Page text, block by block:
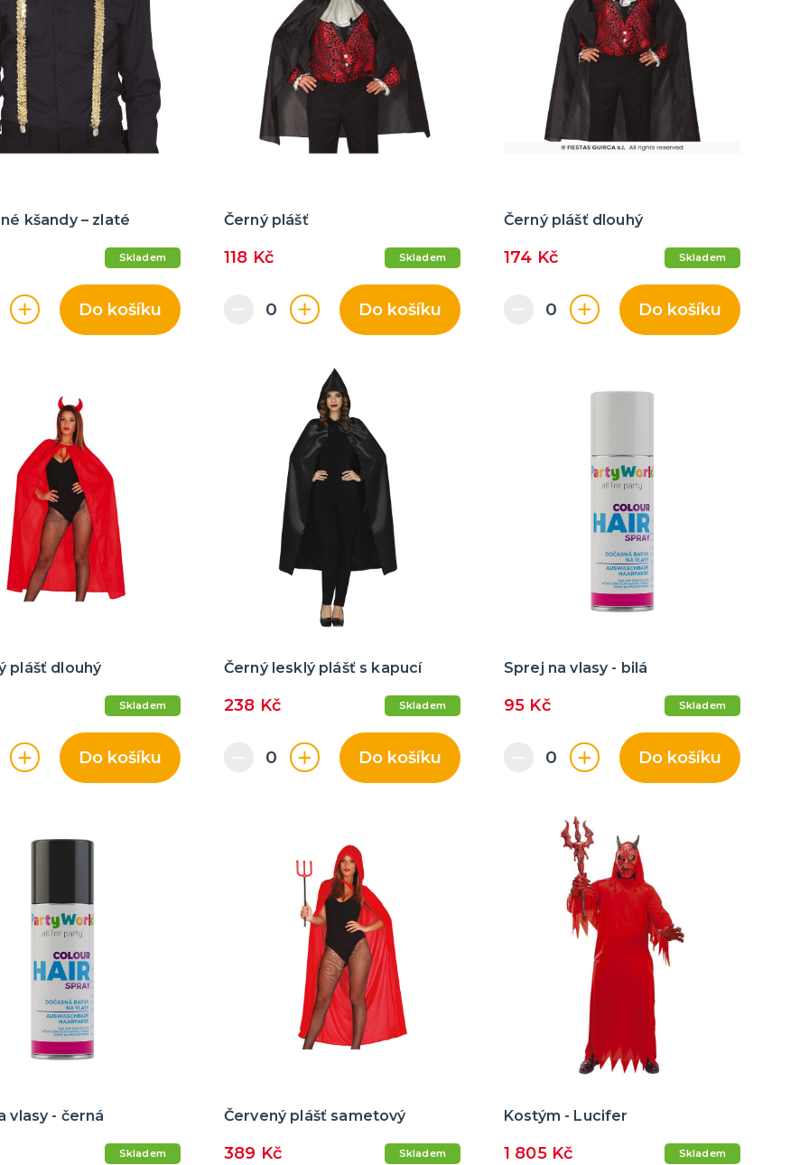
kšandy – zlaté
Skladem
Do košíku
Černý plášť
118 Kč Skladem
Do košíku
Černý plášť dlouhý
174 Kč Skladem
Do košíku
plášť dlouhý
Skladem
Do košíku
Černý lesklý plášť s kapucí
238 Kč Skladem
Do košíku
Sprej na vlasy - bilá
95 Kč Skladem
Do košíku
vlasy - černá
Skladem
Červený plášť sametový
389 Kč Skladem
Kostým - Lucifer
1 805 Kč Skladem